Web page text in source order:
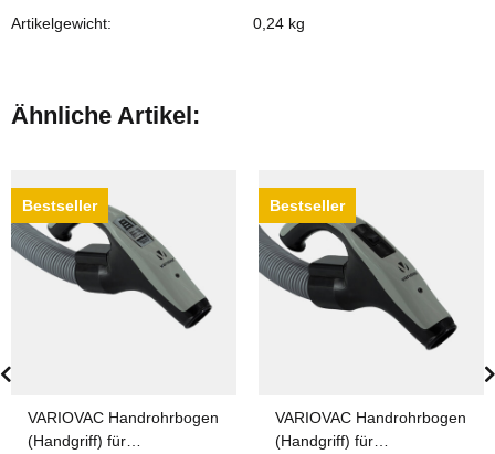
Artikelgewicht:
0,24 kg
Ähnliche Artikel:
Bestseller
VARIOVAC Handrohrbogen
(Handgriff) für
Bestseller
VARIOVAC Handrohrbogen
(Handgriff) für